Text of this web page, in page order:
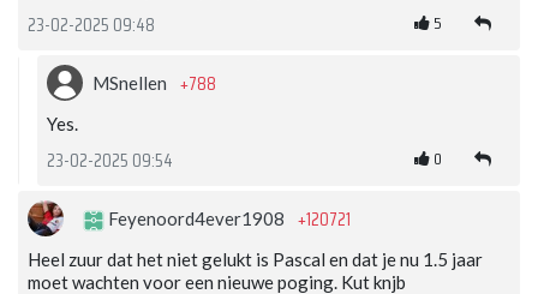
23-02-2025 09:48 5
MSnellen +788
Yes.
23-02-2025 09:54 0
Feyenoord4ever1908 +120721
Heel zuur dat het niet gelukt is Pascal en dat je nu 1.5 jaar
moet wachten voor een nieuwe poging. Kut knjb